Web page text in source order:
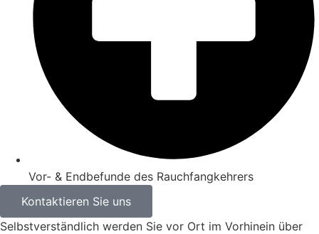
Vor- & Endbefunde des Rauchfangkehrers
Kontaktieren Sie uns
Selbstverständlich werden Sie vor Ort im Vorhinein über